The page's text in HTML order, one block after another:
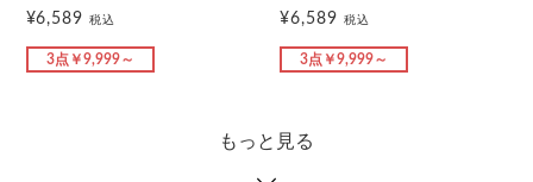
¥6,589税込
3点￥9,999～
¥6,589 税込
3点￥9,999～
もっと見る